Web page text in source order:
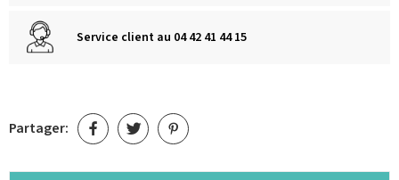
Service client au 04 42 41 44 15
Partager: